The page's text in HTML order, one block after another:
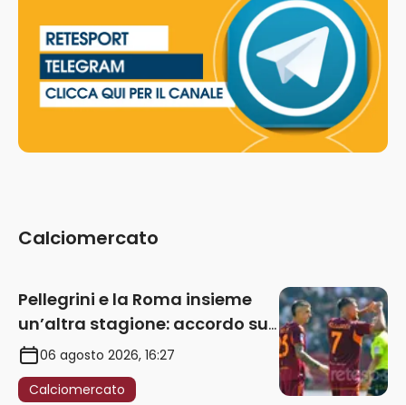
Calciomercato
Pellegrini e la Roma insieme
un’altra stagione: accordo sul
rinnovo annuale
06 agosto 2026, 16:27
Calciomercato